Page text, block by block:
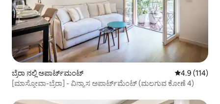
ಬ್ರೆರಾ ನಲ್ಲಿ ಅಪಾರ್ಟ್‌ಮಂಟ್ 5 ರಲ್ಲಿ 4.9
4.9 (114)
[ಮಾಸ್ಕೋವಾ-ಬ್ರೆರಾ] - ವಿನ್ಯಾಸ ಅಪಾರ್ಟ್‌ಮೆಂಟ್ (ಮಲಗುವ ಕೋಣೆ 4)